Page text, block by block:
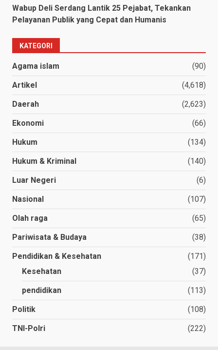
Wabup Deli Serdang Lantik 25 Pejabat, Tekankan
Pelayanan Publik yang Cepat dan Humanis
KATEGORI
Agama islam (90)
Artikel (4,618)
Daerah (2,623)
Ekonomi (66)
Hukum (134)
Hukum & Kriminal (140)
Luar Negeri (6)
Nasional (107)
Olah raga (65)
Pariwisata & Budaya (38)
Pendidikan & Kesehatan
(171)
Kesehatan
(37)
pendidikan (113)
Politik (108)
TNI-Polri (222)